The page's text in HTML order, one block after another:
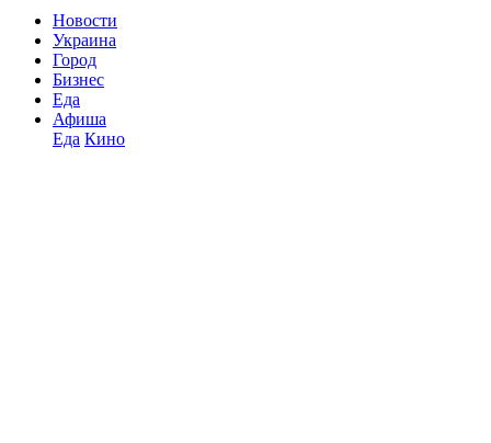
Новости
Украина
Город
Бизнес
Еда
Афиша
Еда Кино